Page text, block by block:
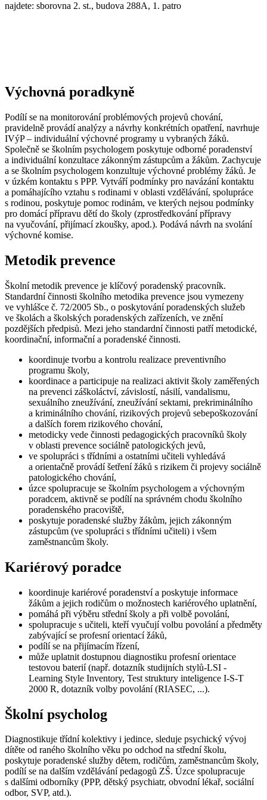
najdete: sborovna 2. st., budova 288A, 1. patro
Výchovná poradkyně
Podílí se na monitorování problémových projevů chování,
pravidelně provádí analýzy a návrhy konkrétních opatření, navrhuje
IVýP – individuální výchovné programy u vybraných žáků.
Společně se školním psychologem poskytuje odborné poradenství
a individuální konzultace zákonným zástupcům a žákům. Zachycuje
a se školním psychologem konzultuje výchovné problémy žáků. Je
v úzkém kontaktu s PPP. Vytváří podmínky pro navázání kontaktu
a pomáhajícího vztahu s rodinami v oblasti vzdělávání, spolupráce
s rodinou, poskytuje pomoc rodinám, ve kterých nejsou podmínky
pro domácí přípravu dětí do školy (zprostředkování přípravy
na vyučování, přijímací zkoušky, apod.). Podává návrh na svolání
výchovné komise.
Metodik prevence
Školní metodik prevence je klíčový poradenský pracovník.
Standardní činnosti školního metodika prevence jsou vymezeny
ve vyhlášce č. 72/2005 Sb., o poskytování poradenských služeb
ve školách a školských poradenských zařízeních, ve znění
pozdějších předpisů. Mezi jeho standardní činnosti patří metodické,
koordinační, informační a poradenské činnosti.
koordinuje tvorbu a kontrolu realizace preventivního
programu školy,
koordinace a participuje na realizaci aktivit školy zaměřených
na prevenci záškoláctví, závislostí, násilí, vandalismu,
sexuálního zneužívání, zneužívání sektami, prekriminálního
a kriminálního chování, rizikových projevů sebepoškozování
a dalších forem rizikového chování,
metodicky vede činnosti pedagogických pracovníků školy
v oblasti prevence sociálně patologických jevů,
ve spolupráci s třídními a ostatními učiteli vyhledává
a orientačně provádí šetření žáků s rizikem či projevy sociálně
patologického chování,
úzce spolupracuje se školním psychologem a výchovným
poradcem, aktivně se podílí na správném chodu školního
poradenského pracoviště,
poskytuje poradenské služby žákům, jejich zákonným
zástupcům (ve spolupráci s třídními učiteli) i všem
zaměstnancům školy.
Kariérový poradce
koordinuje kariérové poradenství a poskytuje informace
žákům a jejich rodičům o možnostech kariérového uplatnění,
pomáhá při výběru střední školy a při volbě povolání,
spolupracuje s učiteli, kteří vyučují volbu povolání a předměty
zabývající se profesní orientací žáků,
podílí se na přijímacím řízení,
může uplatnit dostupnou diagnostiku profesní orientace
testovou baterií (např. dotazník studijních stylů-LSI -
Learning Style Inventory, Test struktury inteligence I-S-T
2000 R, dotazník volby povolání (RIASEC, ...).
Školní psycholog
Diagnostikuje třídní kolektivy i jedince, sleduje psychický vývoj
dítěte od raného školního věku po odchod na střední školu,
poskytuje poradenské služby dětem, rodičům, zaměstnancům školy,
podílí se na dalším vzdělávání pedagogů ZŠ. Úzce spolupracuje
s dalšími odborníky (PPP, dětský psychiatr, obvodní lékař, sociální
odbor, SVP, atd.).